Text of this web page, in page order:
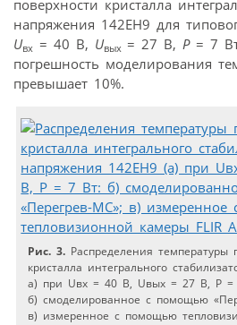
поверхности кристалла
напряжения 142ЕН9 для
Uвх = 40 В, Uвых = 27 В, Р= 7
погрешность моделирования
превышает 10%.
Рис. 3. Распределения температуры
кристалла интегрального
а) при Uвх = 40 В, Uвых = 27 В, Р =
б) смоделированное с помощью
в) измеренное с помощью